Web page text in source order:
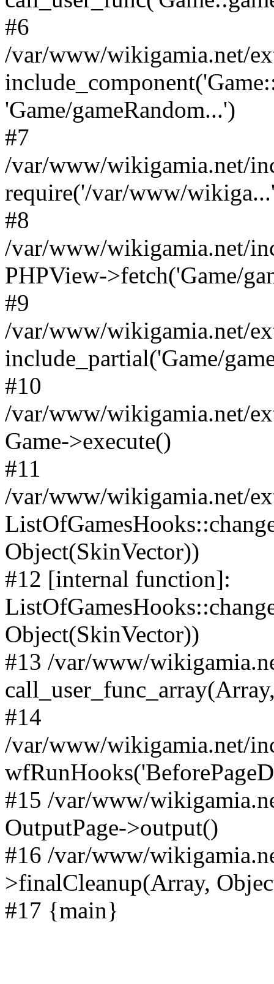
#6
/var/www/wikigamia.net/
'Game/gameRandom...')
#7
/var/www/wikigamia.net/
require('/var/www/
#8
/var/www/wikigamia.net/
PHPView->fetch('Game/
#9
/var/www/wikigamia.net/
include_partial('Game/
#10
/var/www/wikigamia.net/
Game->execute()
#11
/var/www/wikigamia.net/
Object(SkinVector))
#12 [internal function]:
Object(SkinVector))
#13 /var/www/
#14
/var/www/wikigamia.net/
#15 /var/www/
OutputPage->output()
#16 /var/www/
>finalCleanup(Array,
#17 {main}